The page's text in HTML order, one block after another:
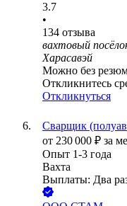
3.7
•
134 отзыва
вахтовый
Харасавэй
Можно без
Откликнитесь
Откликнуться
Сварщик
от 230 000 ₽ за
Опыт 1-3 года
Вахта
Выплаты: Два